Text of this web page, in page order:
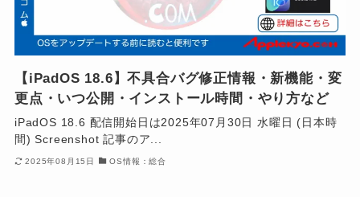
【iPadOS 18.6】不具合バグ修正情報・新機能・変
更点・いつ公開・インストール時間・やり方など
iPadOS 18.6 配信開始日は2025年07月30日 水曜日 (日本時
間) Screenshot 記事のア...
2025年08月15日 OS情報：総合